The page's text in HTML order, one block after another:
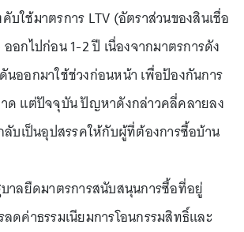
บใช้มาตรการ LTV (อัตราส่วนของสินเชื่อ
อกไปก่อน 1-2 ปี เนื่องจากมาตรการดัง
ออกมาใช้ช่วงก่อนหน้า เพื่อป้องกันการ
าด แต่ปัจจุบัน ปัญหาดังกล่าวคลี่คลายลง
ลับเป็นอุปสรรคให้กับผู้ที่ต้องการซื้อบ้าน
บาลยืดมาตรการสนับสนุนการซื้อที่อยู่
ดค่าธรรมเนียมการโอนกรรมสิทธิ์และ